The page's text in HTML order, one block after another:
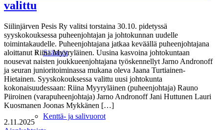
Säännöt
Kenttä- ja salivuorot
valittu
Siilinjärven Pesis Ry valitsi torstaina 30.10. pidetyssä
syyskokouksessa puheenjohtajan ja johtokunnan uudelle
toimintakaudelle. Puheenjohtajana jatkaa keväällä puheenjohtajana
aloittanut Riina Myyryläinen. Uusina kasvoina johtokuntaan
nousevat naisten joukkueenjohtajana työskennellyt Jarno Andronoff
ja seuran junioritoiminassa mukana oleva Jaana Turtiainen-
Hietainen. Syyskokouksessa valittu uusi johtokunta
kokonaisuudessaan: Riina Myyryläinen (puheenjohtaja) Rauno
Piiroinen (varapuheenjohtaja) Jarno Andronoff Jani Huttunen Lauri
Kuosmanen Joonas Mykkänen […]
2.11.2025